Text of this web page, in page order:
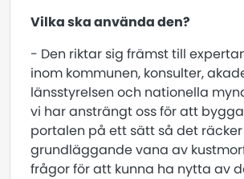
Vilka ska använda den?
- Den riktar sig främst till
inom kommunen, konsulter,
länsstyrelsen och nationella
vi har ansträngt oss för att
portalen på ett sätt så det
grundläggande vana av
frågor för att kunna ha nytta av